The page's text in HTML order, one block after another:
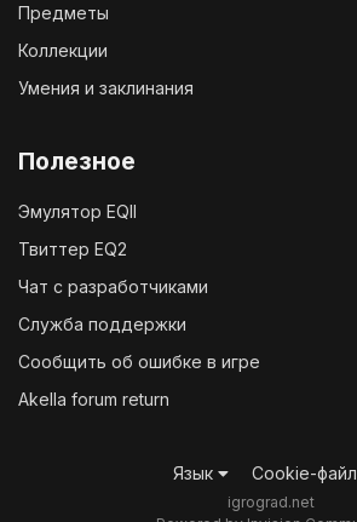
Предметы
Коллекции
Умения и заклинания
Полезное
Эмулятор EQII
Твиттер EQ2
Чат с разработчиками
Служба поддержки
Сообщить об ошибке в игре
Akella forum return
Язык Cookie-
igrograd.net